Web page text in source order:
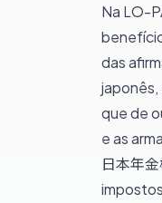
Na LO-
das
japonês,
que de
e as
日本年